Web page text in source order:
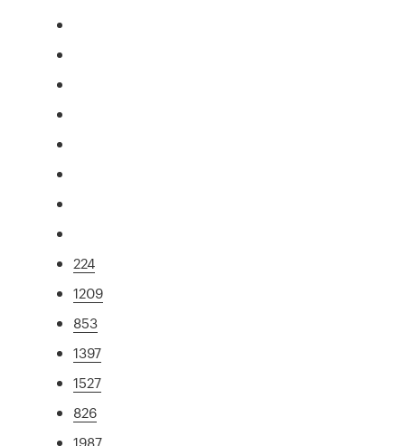
224
1209
853
1397
1527
826
1987